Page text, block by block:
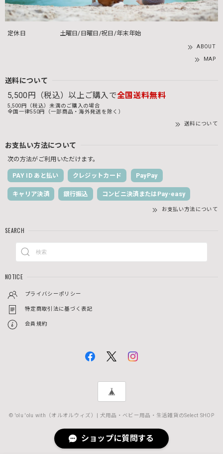
定休日 土曜日/日曜日/祝日/年末年始
ABOUT
MAP
送料について
5,500円（税込）以上ご購入で全国送料無料
5,500円（税込）未満のご購入の場合
全国一律550円（一部商品・海外発送を除く）
送料について
お支払い方法について
次の方法がご利用いただけます。
PAY ID あと払い クレジットカード PayPay
キャリア決済 銀行振込 コンビニ決済またはPay-easy
お支払い方法について
SEARCH
NOTICE
プライバシーポリシー
特定商取引法に基づく表記
会員規約
© 'olu 'olu with（オルオルウィズ）| 犬用品・ベビー用品・生活雑貨のSelect SHOP
ショップに質問する